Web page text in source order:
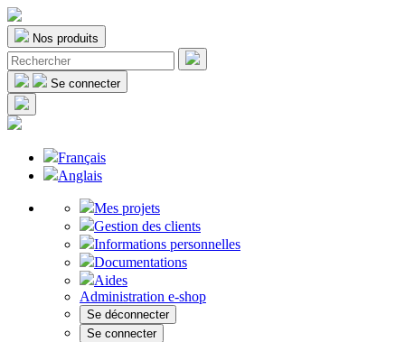
Nos produits
Se connecter
Français
Anglais
Mes projets
Gestion des clients
Informations personnelles
Documentations
Aides
Administration e-shop
Se déconnecter
Se connecter